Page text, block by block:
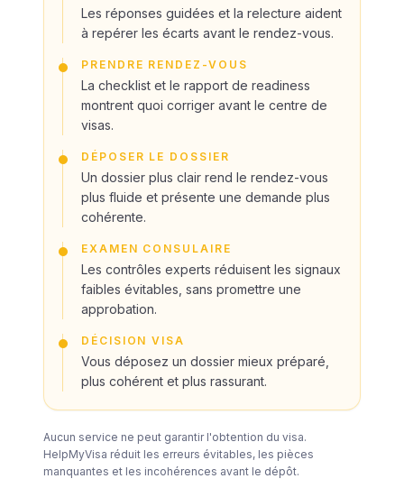
Les réponses guidées et la relecture aident
à repérer les écarts avant le rendez-vous.
PRENDRE RENDEZ-VOUS
La checklist et le rapport de readiness
montrent quoi corriger avant le centre de
visas.
DÉPOSER LE DOSSIER
Un dossier plus clair rend le rendez-vous
plus fluide et présente une demande plus
cohérente.
EXAMEN CONSULAIRE
Les contrôles experts réduisent les signaux
faibles évitables, sans promettre une
approbation.
DÉCISION VISA
Vous déposez un dossier mieux préparé,
plus cohérent et plus rassurant.
Aucun service ne peut garantir l'obtention du visa.
HelpMyVisa réduit les erreurs évitables, les pièces
manquantes et les incohérences avant le dépôt.